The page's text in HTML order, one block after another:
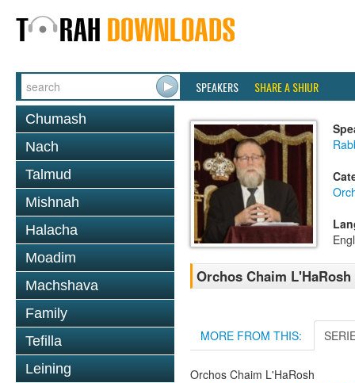
SPEAKERS SHARE A SHIUR
Chumash
Nach
Talmud
Mishnah
Halacha
Moadim
Machshava
Family
Tefilla
Leining
Orchos Chaim
MORE FROM THIS:
Orchos Chaim L'HaRosh